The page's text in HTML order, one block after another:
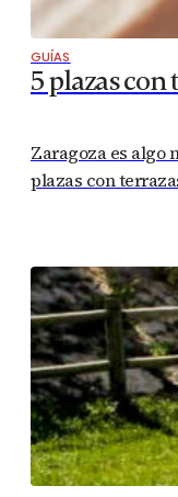
GUÍAS
5 plazas con
Zaragoza es algo
plazas con